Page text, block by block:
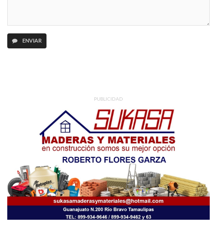
ENVIAR
PUBLICIDAD